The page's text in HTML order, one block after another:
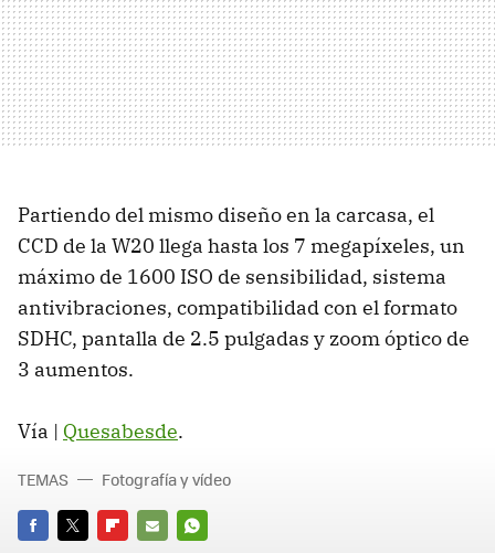
Partiendo del mismo diseño en la carcasa, el
CCD de la W20 llega hasta los 7 megapíxeles, un
máximo de 1600 ISO de sensibilidad, sistema
antivibraciones, compatibilidad con el formato
SDHC, pantalla de 2.5 pulgadas y zoom óptico de
3 aumentos.
Vía | Quesabesde.
TEMAS Fotografía y vídeo